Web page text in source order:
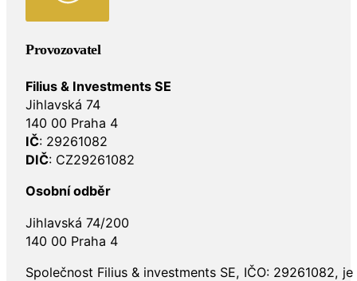
Provozovatel
Filius & Investments SE
Jihlavská 74
140 00 Praha 4
IČ: 29261082
DIČ: CZ29261082
Osobní odběr
Jihlavská 74/200
140 00 Praha 4
Společnost Filius & investments SE, IČO: 29261082,